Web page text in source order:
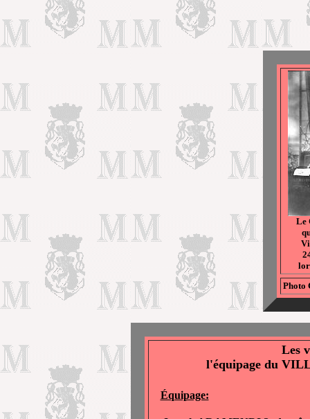
Le
Photo
Les
l'équipage du
Équipage: